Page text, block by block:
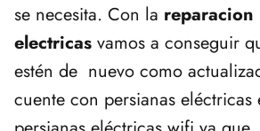
se necesita. Con la reparacion
electricas vamos a conseguir
estén de nuevo como
cuente con persianas eléctricas